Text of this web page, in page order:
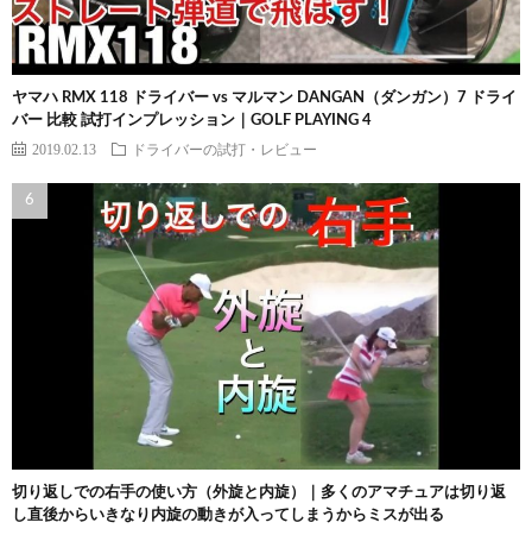
ヤマハ RMX 118 ドライバー vs マルマン DANGAN（ダンガン）7 ドライ
バー 比較 試打インプレッション｜GOLF PLAYING 4
2019.02.13 ドライバーの試打・レビュー
切り返しでの右手の使い方（外旋と内旋）｜多くのアマチュアは切り返
し直後からいきなり内旋の動きが入ってしまうからミスが出る